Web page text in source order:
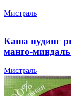
Мистраль
Каша пудинг
манго-
Мистраль